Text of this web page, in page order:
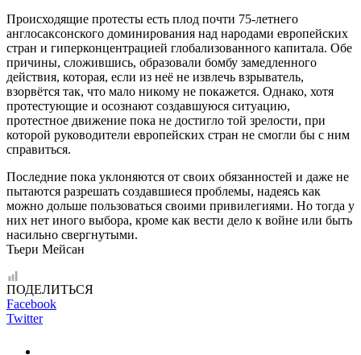
Происходящие протесты есть плод почти 75-летнего
англосаксонского доминирования над народами европейских
стран и гиперконцентрацией глобализованного капитала. Обе
причины, сложившись, образовали бомбу замедленного
действия, которая, если из неё не извлечь взрыватель,
взорвётся так, что мало никому не покажется. Однако, хотя
протестующие и осознают создавшуюся ситуацию,
протестное движение пока не достигло той зрелости, при
которой руководители европейских стран не смогли бы с ним
справиться.
Последние пока уклоняются от своих обязанностей и даже не
пытаются разрешать создавшиеся проблемы, надеясь как
можно дольше пользоваться своими привилегиями. Но тогда у
них нет иного выбора, кроме как вести дело к войне или быть
насильно свергнутыми.
Тьери Мейсан
ПОДЕЛИТЬСЯ
Facebook
Twitter